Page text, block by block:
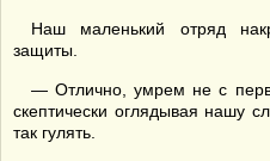
Наш маленький отряд
защиты.
— Отлично, умрем не с
скептически оглядывая нашу
так гулять.